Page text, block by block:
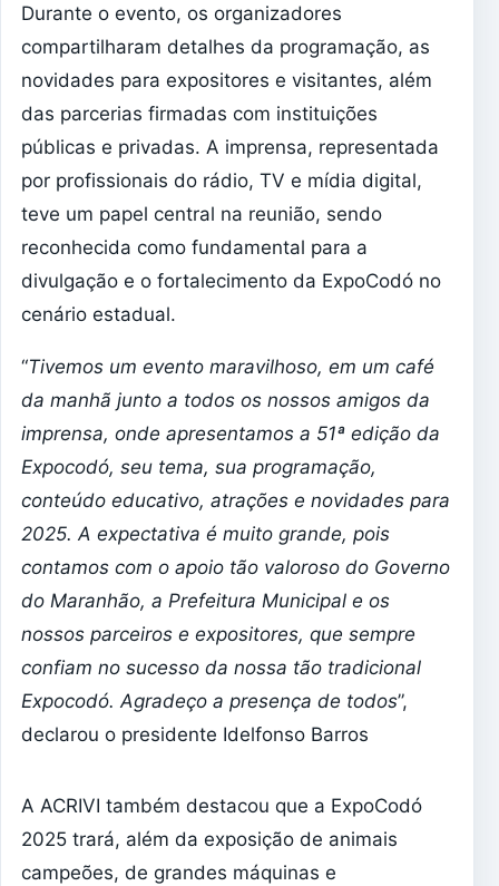
Durante o evento, os organizadores
compartilharam detalhes da programação, as
novidades para expositores e visitantes, além
das parcerias firmadas com instituições
públicas e privadas. A imprensa, representada
por profissionais do rádio, TV e mídia digital,
teve um papel central na reunião, sendo
reconhecida como fundamental para a
divulgação e o fortalecimento da ExpoCodó no
cenário estadual.
“Tivemos um evento maravilhoso, em um café
da manhã junto a todos os nossos amigos da
imprensa, onde apresentamos a 51ª edição da
Expocodó, seu tema, sua programação,
conteúdo educativo, atrações e novidades para
2025. A expectativa é muito grande, pois
contamos com o apoio tão valoroso do Governo
do Maranhão, a Prefeitura Municipal e os
nossos parceiros e expositores, que sempre
confiam no sucesso da nossa tão tradicional
Expocodó. Agradeço a presença de todos”,
declarou o presidente Idelfonso Barros
A ACRIVI também destacou que a ExpoCodó
2025 trará, além da exposição de animais
campeões, de grandes máquinas e